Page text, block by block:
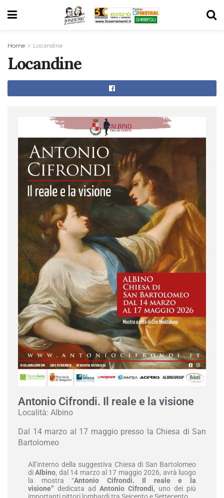
Home Locandine
Locandine
Antonio Cifrondi. Il reale e la visione
Località: Albino
Dal 14 marzo al 17 maggio presso la Chiesa di San
Bartolomeo
All’interno della suggestiva Chiesa di San Bartolomeo
diAlbino, dal 14 marzo al 17 maggio 2026, avrà luogo
la mostra “Antonio Cifrondi. Il reale e la
visione” dedicata ad Antonio Cifrondi, uno dei più